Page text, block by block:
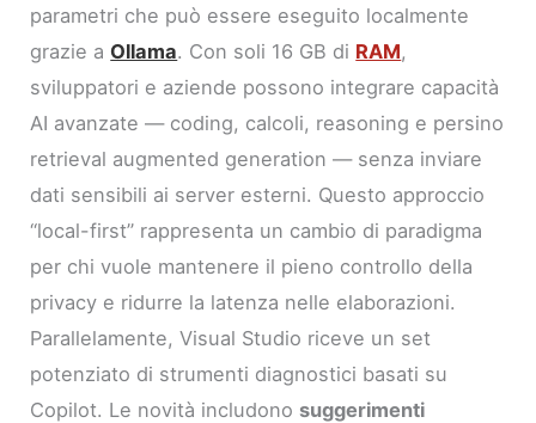
parametri che può essere eseguito localmente
grazie a Ollama. Con soli 16 GB di RAM,
sviluppatori e aziende possono integrare capacità
AI avanzate — coding, calcoli, reasoning e persino
retrieval augmented generation — senza inviare
dati sensibili ai server esterni. Questo approccio
“local-first” rappresenta un cambio di paradigma
per chi vuole mantenere il pieno controllo della
privacy e ridurre la latenza nelle elaborazioni.
Parallelamente, Visual Studio riceve un set
potenziato di strumenti diagnostici basati su
Copilot. Le novità includono suggerimenti